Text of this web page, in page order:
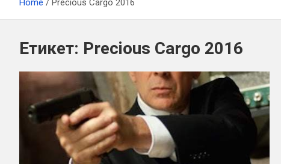
Home Precious Cargo 2016
Етикет: Precious Cargo 2016